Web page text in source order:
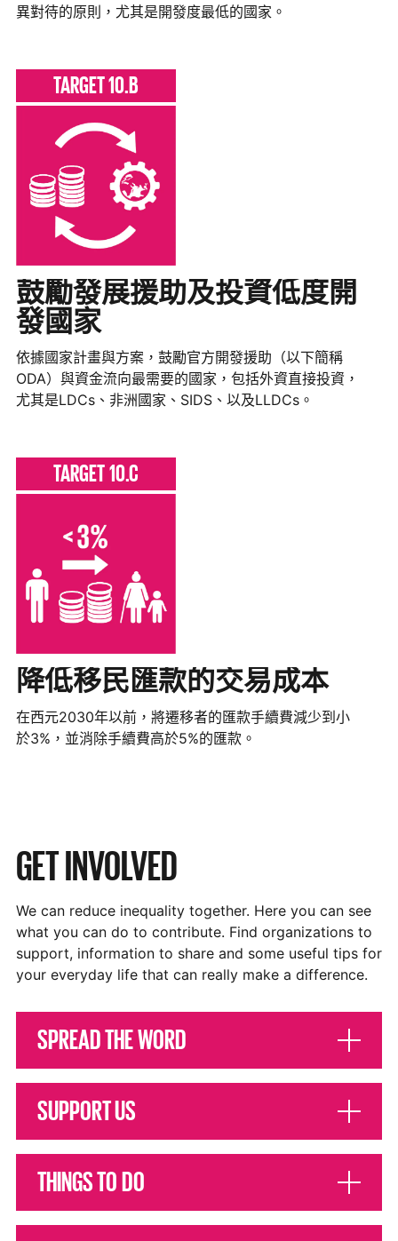
異對待的原則，尤其是開發度最低的國家。
TARGET 10.B
鼓勵發展援助及投資低度開
發國家
依據國家計畫與方案，鼓勵官方開發援助（以下簡稱
ODA）與資金流向最需要的國家，包括外資直接投資，
尤其是LDCs、非洲國家、SIDS、以及LLDCs。
TARGET 10.C
降低移民匯款的交易成本
在西元2030年以前，將遷移者的匯款手續費減少到小
於3%，並消除手續費高於5%的匯款。
GET INVOLVED
We can reduce inequality together. Here you can see
what you can do to contribute. Find organizations to
support, information to share and some useful tips for
your everyday life that can really make a difference.
SPREAD THE WORD
SUPPORT US
THINGS TO DO